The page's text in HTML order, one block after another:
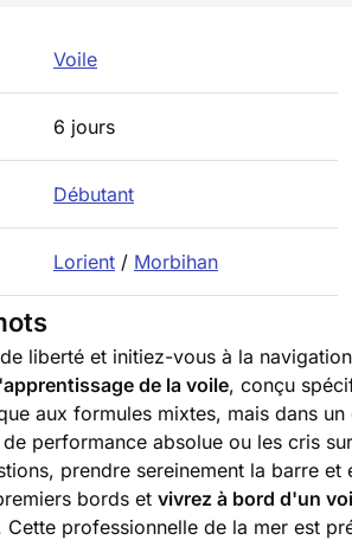
Voile
6 jours
Débutant
Lorient / Morbihan
liberté et initiez-vous à la
de la voile, conçu
aux formules mixtes, mais dans
performance absolue ou les cris
prendre sereinement la barre
bords et vivrez à bord d'un
Cette professionnelle de la mer est